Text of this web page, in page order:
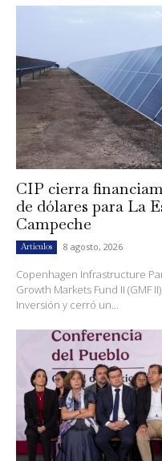
CIP cierra
de dólares para La
Campeche
Artículos 8 agosto, 2026
Copenhagen Infrastructure
Growth Markets Fund II (GMF
Inversión y cerró un...